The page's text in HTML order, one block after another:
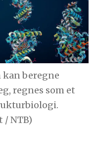
beregne
regnes som et
/ NTB)